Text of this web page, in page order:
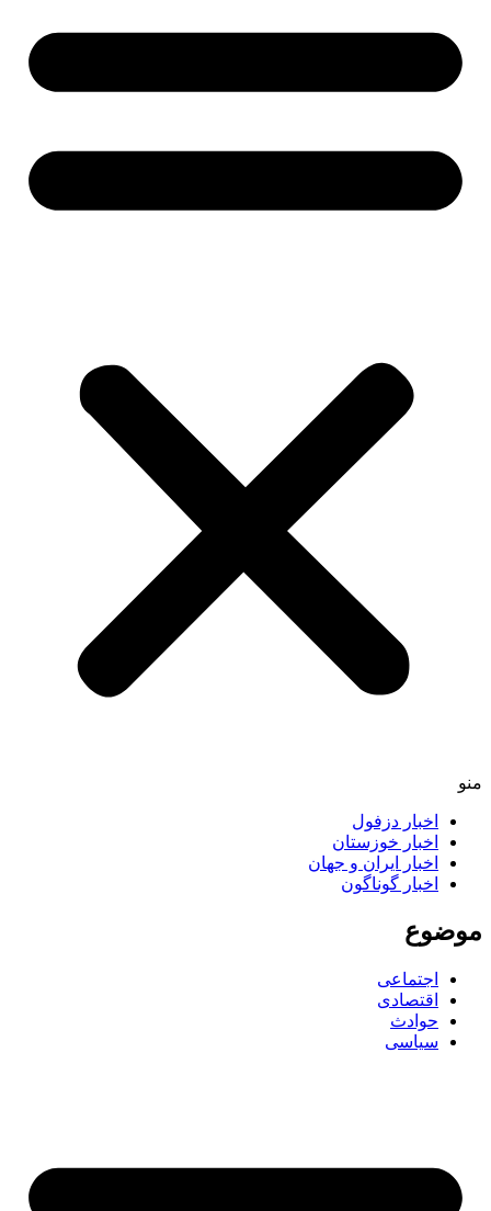
منو
اخبار دزفول
اخبار خوزستان
اخبار ایران و جهان
اخبار گوناگون
موضوع
اجتماعی
اقتصادی
حوادث
سیاسی